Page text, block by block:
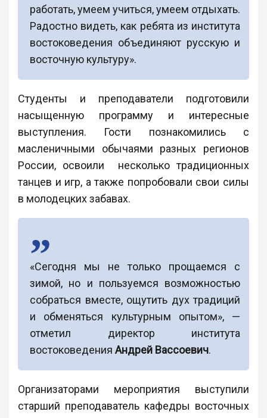
работать, умеем учиться, умеем отдыхать.
Радостно видеть, как ребята из института
востоковедения объединяют русскую и
восточную культуру».
Студенты и преподаватели подготовили
насыщенную программу и интересные
выступления. Гости познакомились с
масленичными обычаями разных регионов
России, освоили несколько традиционных
танцев и игр, а также попробовали свои силы
в молодецких забавах.
«Сегодня мы не только прощаемся с
зимой, но и пользуемся возможностью
собраться вместе, ощутить дух традиций
и обменяться культурным опытом», —
отметил директор института
востоковедения Андрей Вассоевич.
Организаторами мероприятия выступили
старший преподаватель кафедры восточных